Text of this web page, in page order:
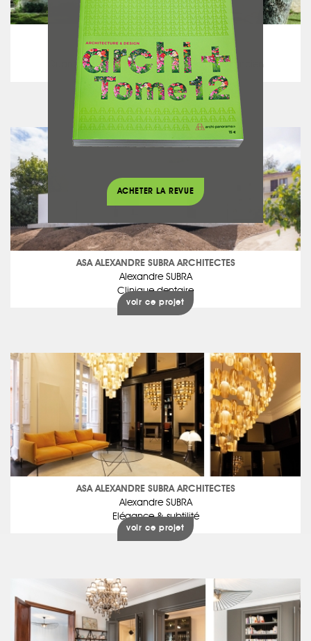
ASA ALEXANDRE SUBRA ARCHITECTES
Alexandre SUBRA
Quand le minimalisme s'harmonise avec l'ancien
ASA ALEXANDRE SUBRA ARCHITECTES
Alexandre SUBRA
Clinique dentaire
voir ce projet
ASA ALEXANDRE SUBRA ARCHITECTES
Alexandre SUBRA
Elégance & subtilité
voir ce projet
ACHETER LA REVUE